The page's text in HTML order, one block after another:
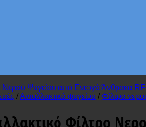
/Ανταλλακτικά ψυγείου / Φίλτρα
Φίλτρο